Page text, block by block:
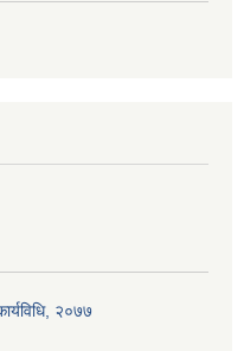
२०७७